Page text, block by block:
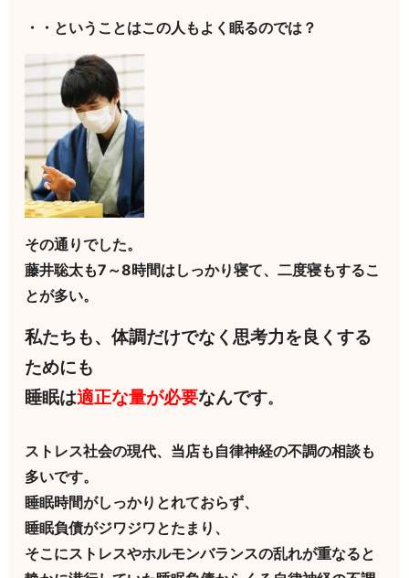
・・ということはこの人もよく眠るのでは？
その通りでした。
藤井聡太も7～8時間はしっかり寝て、二度寝もするこ
とが多い。
私たちも、体調だけでなく思考力を良くする
ためにも
睡眠は適正な量が必要なんです。
ストレス社会の現代、当店も自律神経の不調の相談も
多いです。
睡眠時間がしっかりとれておらず、
睡眠負債がジワジワとたまり、
そこにストレスやホルモンバランスの乱れが重なると